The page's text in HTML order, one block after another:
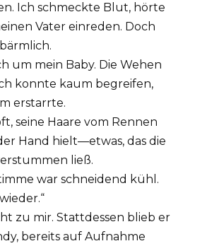
Ich schmeckte Blut, hörte
Vater einreden. Doch
um mein Baby. Die Wehen
konnte kaum begreifen,
erstarrte.
seine Haare vom Rennen
Hand hielt—etwas, das die
ließ.
war schneidend kühl.
zu mir. Stattdessen blieb er
bereits auf Aufnahme